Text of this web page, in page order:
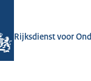
Rijksdienst voor